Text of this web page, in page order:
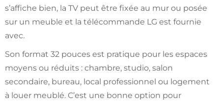
s’affiche bien, la TV peut être fixée au mur ou posée
sur un meuble et la télécommande LG est fournie
avec.
Son format 32 pouces est pratique pour les espaces
moyens ou réduits : chambre, studio, salon
secondaire, bureau, local professionnel ou logement
à louer meublé. C’est une bonne option pour